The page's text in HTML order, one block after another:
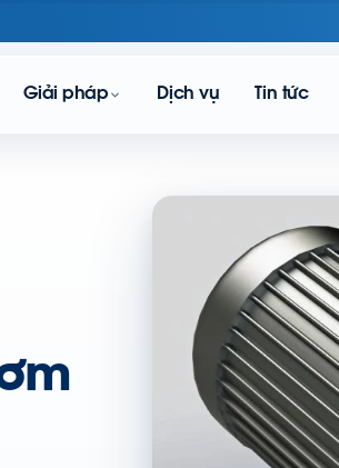
Giải pháp Dịch vụ Tin tức